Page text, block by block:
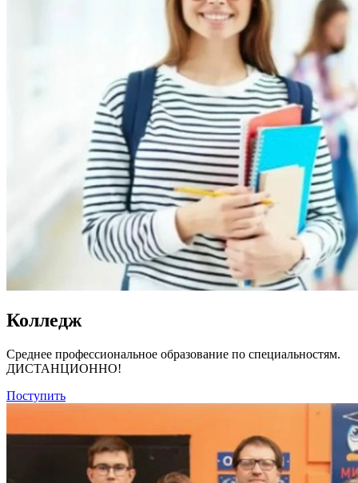
Колледж
Среднее профессиональное образование по специальностям.
ДИСТАНЦИОННО!
Поступить